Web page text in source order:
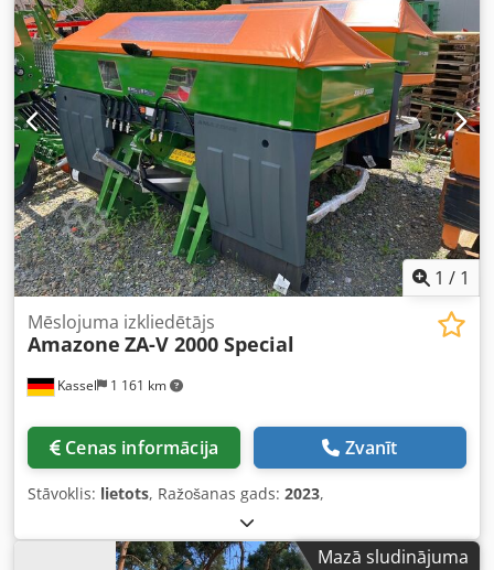
1 / 1
Kassel 1 161 km
Mēslojuma izkliedētājs
Amazone ZA-V 2000 Special
Cenas informācija Zvanīt
Stāvoklis: lietots, Ražošanas gads: 2023,
Mazā sludinājuma